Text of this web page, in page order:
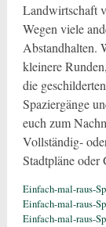
Landwirtschaft
Wegen viele
Abstandhalten.
kleinere
die
Spaziergänge
euch zum
Vollständig-
Stadtpläne oder
Einfach-mal-raus-
Einfach-mal-raus-
Einfach-mal-raus-